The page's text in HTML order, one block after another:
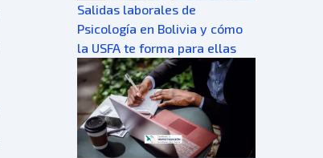
Salidas laborales de
Psicología en Bolivia y cómo
la USFA te forma para ellas